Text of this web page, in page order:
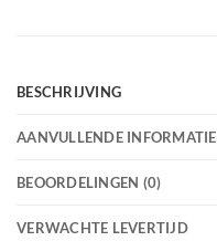
BESCHRIJVING
AANVULLENDE INFORMATIE
BEOORDELINGEN (0)
VERWACHTE LEVERTIJD